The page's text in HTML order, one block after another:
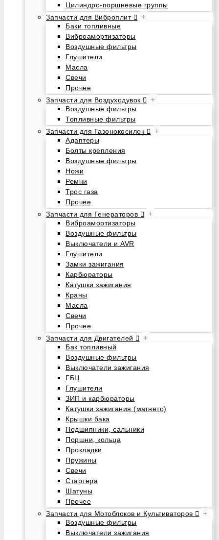
Цилиндро-поршневые группы
Запчасти для Виброплит
+
Баки топливные
Виброамортизаторы
Воздушные фильтры
Глушители
Масла
Свечи
Прочее
Запчасти для Воздуходувок
+
Воздушные фильтры
Топливные фильтры
Запчасти для Газонокосилок
+
Адаптеры
Болты крепления
Воздушные фильтры
Ножи
Ремни
Трос газа
Прочее
Запчасти для Генераторов
+
Виброамортизаторы
Воздушные фильтры
Выключатели и AVR
Глушители
Замки зажигания
Карбюраторы
Катушки зажигания
Краны
Масла
Свечи
Прочее
Запчасти для Двигателей
+
Бак топливный
Воздушные фильтры
Выключатели зажигания
ГБЦ
Глушители
ЗИП и карбюраторы
Катушки зажигания (магнето)
Крышки бака
Подшипники, сальники
Поршни, кольца
Прокладки
Пружины
Свечи
Стартера
Шатуны
Прочее
Запчасти для Мотоблоков и Культиваторов
+
Воздушные фильтры
Выключатели зажигания